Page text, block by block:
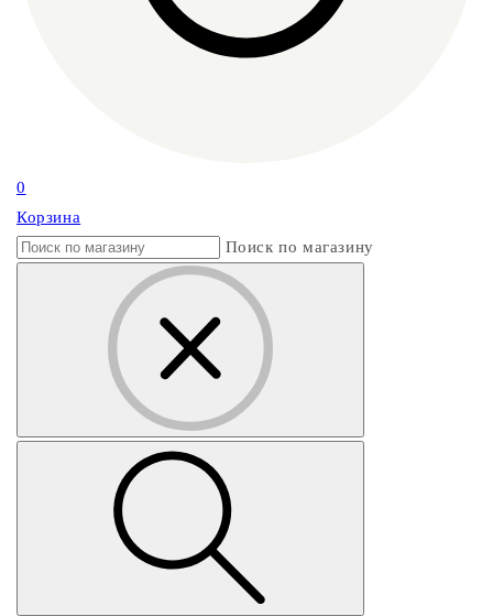
0
Корзина
Поиск по магазину